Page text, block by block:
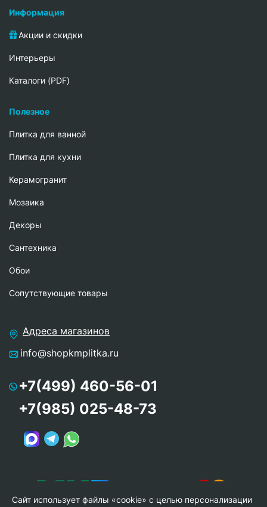
Информация
Акции и скидки
Интерьеры
Каталоги (PDF)
Полезное
Плитка для ванной
Плитка для кухни
Керамогранит
Мозаика
Декоры
Сантехника
Обои
Сопутствующие товары
Адреса магазинов
info@shopkmplitka.ru
+7(499) 460-56-01
+7(985) 025-48-73
Сайт использует файлы «cookie» с целью персонализации